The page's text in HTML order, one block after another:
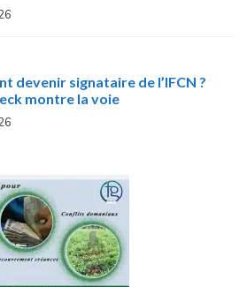
devenir signataire de l’IFCN ?
montre la voie